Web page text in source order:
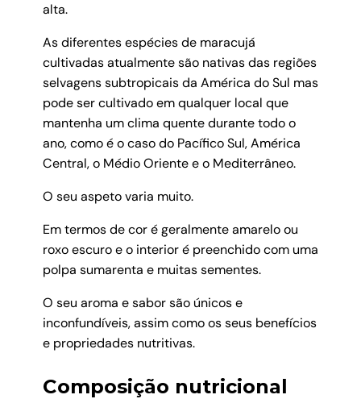
alta.
As diferentes espécies de maracujá
cultivadas atualmente são nativas das regiões
selvagens subtropicais da América do Sul mas
pode ser cultivado em qualquer local que
mantenha um clima quente durante todo o
ano, como é o caso do Pacífico Sul, América
Central, o Médio Oriente e o Mediterrâneo.
O seu aspeto varia muito.
Em termos de cor é geralmente amarelo ou
roxo escuro e o interior é preenchido com uma
polpa sumarenta e muitas sementes.
O seu aroma e sabor são únicos e
inconfundíveis, assim como os seus benefícios
e propriedades nutritivas.
Composição nutricional